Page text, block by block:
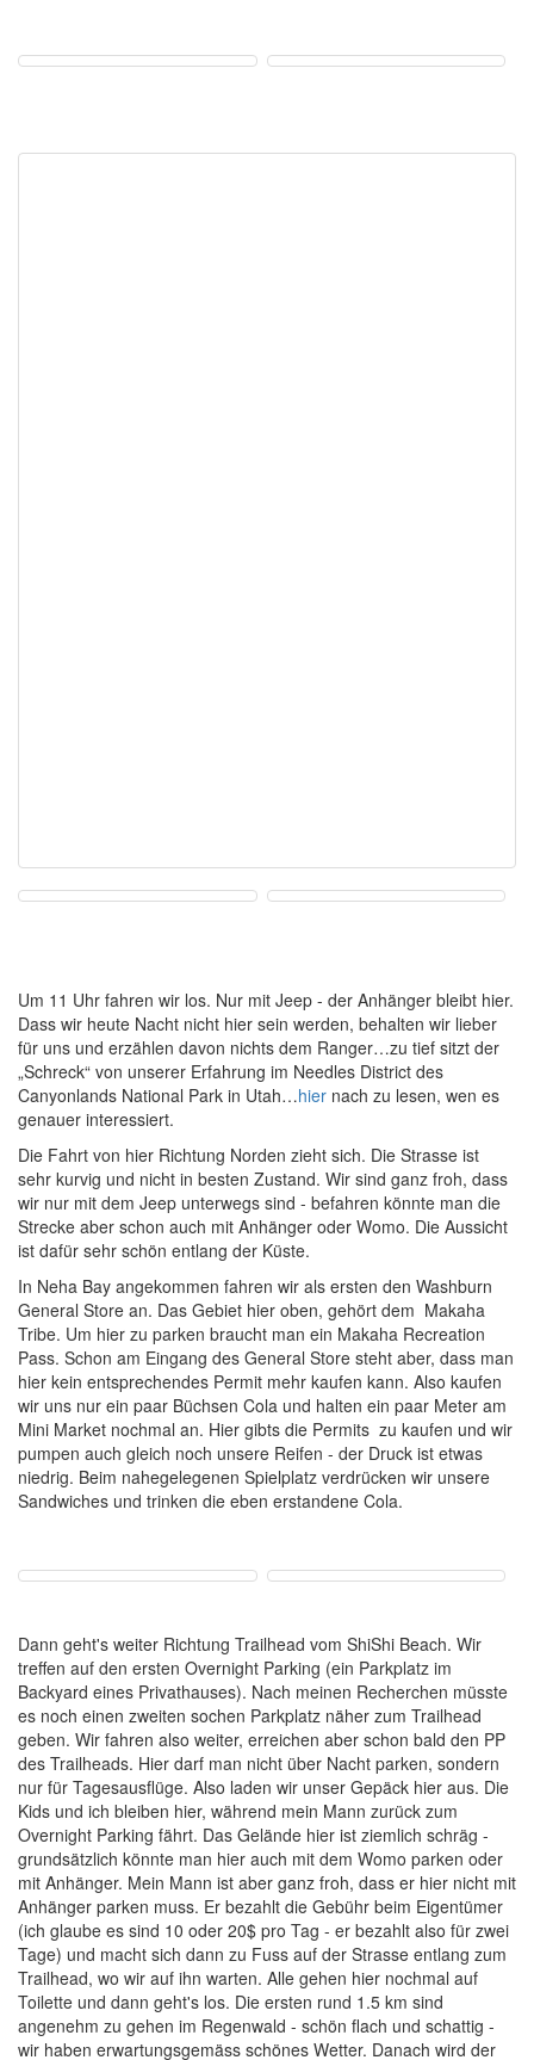
Um 11 Uhr fahren wir los. Nur mit Jeep - der Anhänger bleibt hier.
Dass wir heute Nacht nicht hier sein werden, behalten wir lieber
für uns und erzählen davon nichts dem Ranger…zu tief sitzt der
„Schreck“ von unserer Erfahrung im Needles District des
Canyonlands National Park in Utah…hier nach zu lesen, wen es
genauer interessiert.
Die Fahrt von hier Richtung Norden zieht sich. Die Strasse ist
sehr kurvig und nicht in besten Zustand. Wir sind ganz froh, dass
wir nur mit dem Jeep unterwegs sind - befahren könnte man die
Strecke aber schon auch mit Anhänger oder Womo. Die Aussicht
ist dafür sehr schön entlang der Küste.
In Neha Bay angekommen fahren wir als ersten den Washburn
General Store an. Das Gebiet hier oben, gehört dem Makaha
Tribe. Um hier zu parken braucht man ein Makaha Recreation
Pass. Schon am Eingang des General Store steht aber, dass man
hier kein entsprechendes Permit mehr kaufen kann. Also kaufen
wir uns nur ein paar Büchsen Cola und halten ein paar Meter am
Mini Market nochmal an. Hier gibts die Permits zu kaufen und wir
pumpen auch gleich noch unsere Reifen - der Druck ist etwas
niedrig. Beim nahegelegenen Spielplatz verdrücken wir unsere
Sandwiches und trinken die eben erstandene Cola.
Dann geht's weiter Richtung Trailhead vom ShiShi Beach. Wir
treffen auf den ersten Overnight Parking (ein Parkplatz im
Backyard eines Privathauses). Nach meinen Recherchen müsste
es noch einen zweiten sochen Parkplatz näher zum Trailhead
geben. Wir fahren also weiter, erreichen aber schon bald den PP
des Trailheads. Hier darf man nicht über Nacht parken, sondern
nur für Tagesausflüge. Also laden wir unser Gepäck hier aus. Die
Kids und ich bleiben hier, während mein Mann zurück zum
Overnight Parking fährt. Das Gelände hier ist ziemlich schräg -
grundsätzlich könnte man hier auch mit dem Womo parken oder
mit Anhänger. Mein Mann ist aber ganz froh, dass er hier nicht mit
Anhänger parken muss. Er bezahlt die Gebühr beim Eigentümer
(ich glaube es sind 10 oder 20$ pro Tag - er bezahlt also für zwei
Tage) und macht sich dann zu Fuss auf der Strasse entlang zum
Trailhead, wo wir auf ihn warten. Alle gehen hier nochmal auf
Toilette und dann geht's los. Die ersten rund 1.5 km sind
angenehm zu gehen im Regenwald - schön flach und schattig -
wir haben erwartungsgemäss schönes Wetter. Danach wird der